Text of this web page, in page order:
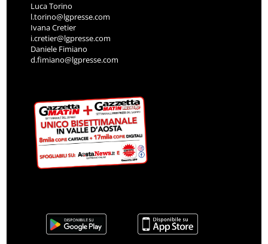
Luca Torino
l.torino@lgpresse.com
Ivana Cretier
i.cretier@lgpresse.com
Daniele Fimiano
d.fimiano@lgpresse.com